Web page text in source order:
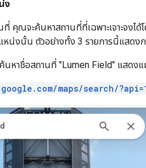
ง
นที่ คุณจะค้นหาสถานที่ที่เฉพาะเจาะจ
แหน่งนั้น ตัวอย่างทั้ง 3 รายการนี้แสด
ค้นหาชื่อสถานที่ "Lumen Field" แสดง
maps/search/